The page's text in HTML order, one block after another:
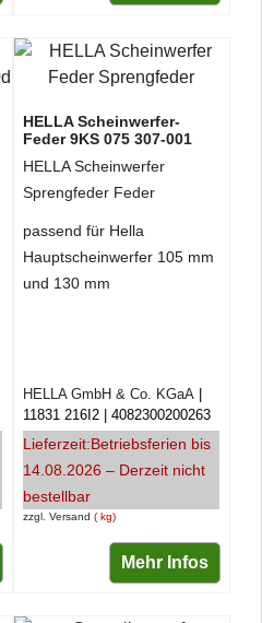
HELLA Scheinwerfer-
Feder 9KS 075 307-001
HELLA Scheinwerfer
Sprengfeder Feder
passend für Hella
Hauptscheinwerfer 105 mm
und 130 mm
zzgl. Versand kg
HELLA GmbH & Co. KGaA
11831 216I2
4082300200263
Lieferzeit:Betriebsferien bis
14.08.2026 – Derzeit nicht
bestellbar
Mehr Infos